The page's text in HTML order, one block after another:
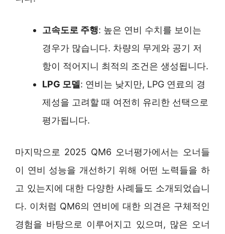
고속도로 주행: 높은 연비 수치를 보이는
경우가 많습니다. 차량의 무게와 공기 저
항이 적어지니 최적의 조건은 생성됩니다.
LPG 모델: 연비는 낮지만, LPG 연료의 경
제성을 고려할 때 여전히 유리한 선택으로
평가됩니다.
마지막으로 2025 QM6 오너평가에서는 오너들
이 연비 성능을 개선하기 위해 어떤 노력들을 하
고 있는지에 대한 다양한 사례들도 소개되었습니
다. 이처럼 QM6의 연비에 대한 의견은 구체적인
경험을 바탕으로 이루어지고 있으며, 많은 오너